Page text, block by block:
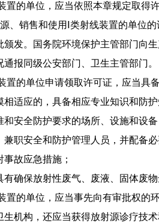
置的单位，应当依照本章规定取得
、销售和使用Ⅰ类射线装置的单位的
发。 国务院环境保护主管部门向
报同级公安部门、卫生主管部门。
的单位申请领取许可证， 应当具
相适应的，具备相应专业知识和防
和安全防护要求的场所、设施和设备
职安全和防护管理人员， 并配备
故应急措施；
确保放射性废气、废液、
固体废
置的单位，应当事先向有审批权的
生机构，还应当获得放射源诊疗技术